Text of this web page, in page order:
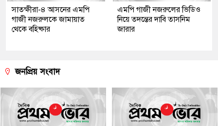
সাতক্ষীরা-৪ আসনের এমপি
গাজী নজরুলকে জামায়াত
থেকে বহিষ্কার
এমপি গাজী নজরুলের ভিডিও
নিয়ে তদন্তের দাবি তাসনিম
জারার
জনপ্রিয় সংবাদ